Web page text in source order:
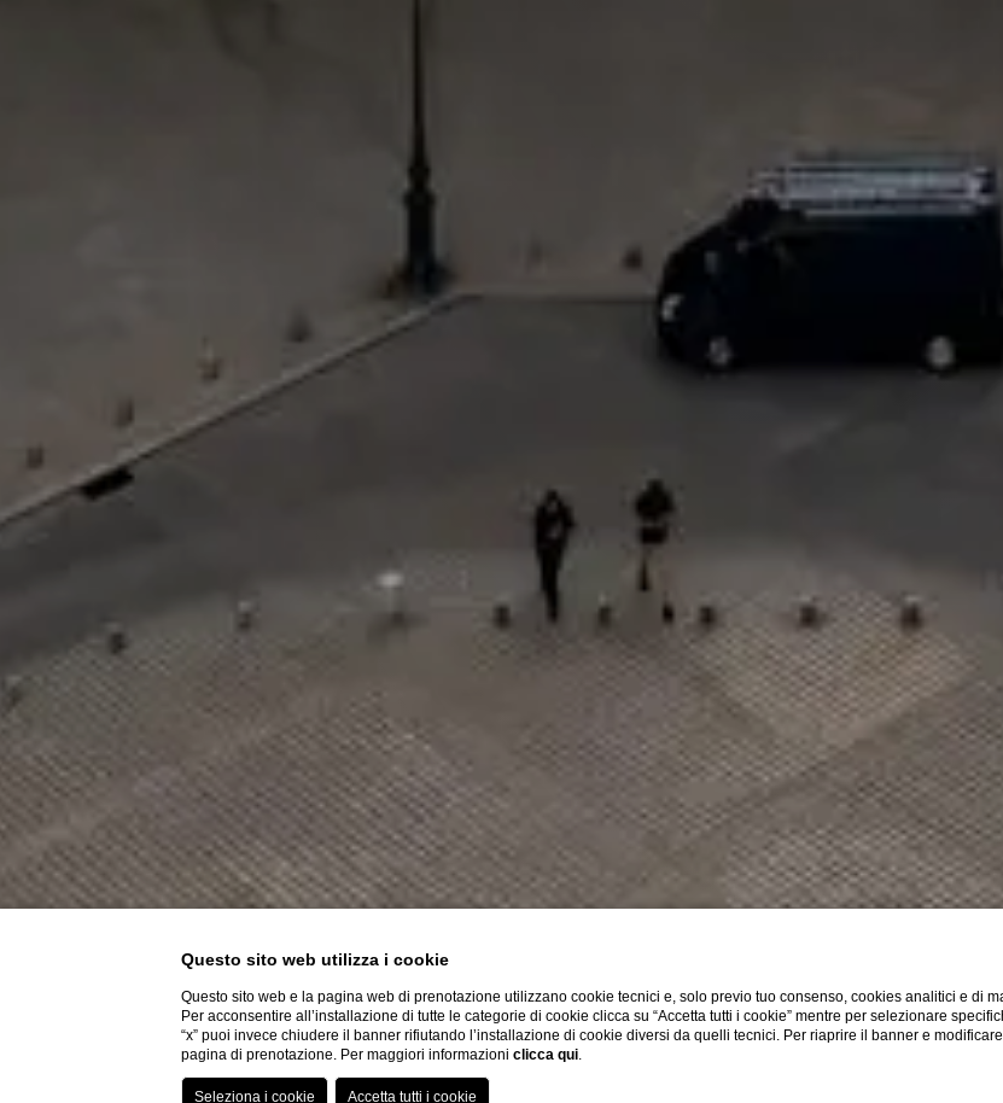
Scopri
Questo sito web utilizza i cookie
Questo sito web e la pagina web di prenotazione utilizzano cookie tecnici e, solo previo tuo consenso, cookies analitici e di
Per acconsentire all’installazione di tutte le categorie di cookie clicca su “Accetta tutti i cookie” mentre per selezionare
“x” puoi invece chiudere il banner rifiutando l’installazione di cookie diversi da quelli tecnici. Per riaprire il banner e
pagina di prenotazione. Per maggiori informazioniclicca qui.